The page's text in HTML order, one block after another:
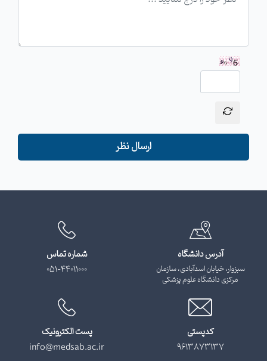
ارسال نظر
آدرس دانشگاه
سبزوار، خیابان اسدآبادی، سازمان
مرکزی دانشگاه علوم پزشکی
شماره تماس
051-44011000
کدپستی
9613873137
پست الکترونیک
info@medsab.ac.ir